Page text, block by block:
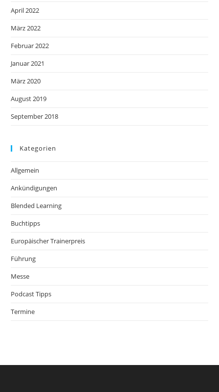
April 2022
März 2022
Februar 2022
Januar 2021
März 2020
August 2019
September 2018
Kategorien
Allgemein
Ankündigungen
Blended Learning
Buchtipps
Europäischer Trainerpreis
Führung
Messe
Podcast Tipps
Termine